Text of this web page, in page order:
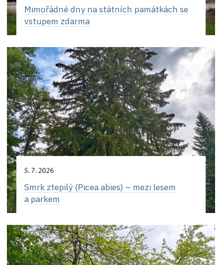
Mimořádné dny na státních památkách se
vstupem zdarma
5. 7. 2026
Smrk ztepilý (Picea abies) – mezi lesem
a parkem